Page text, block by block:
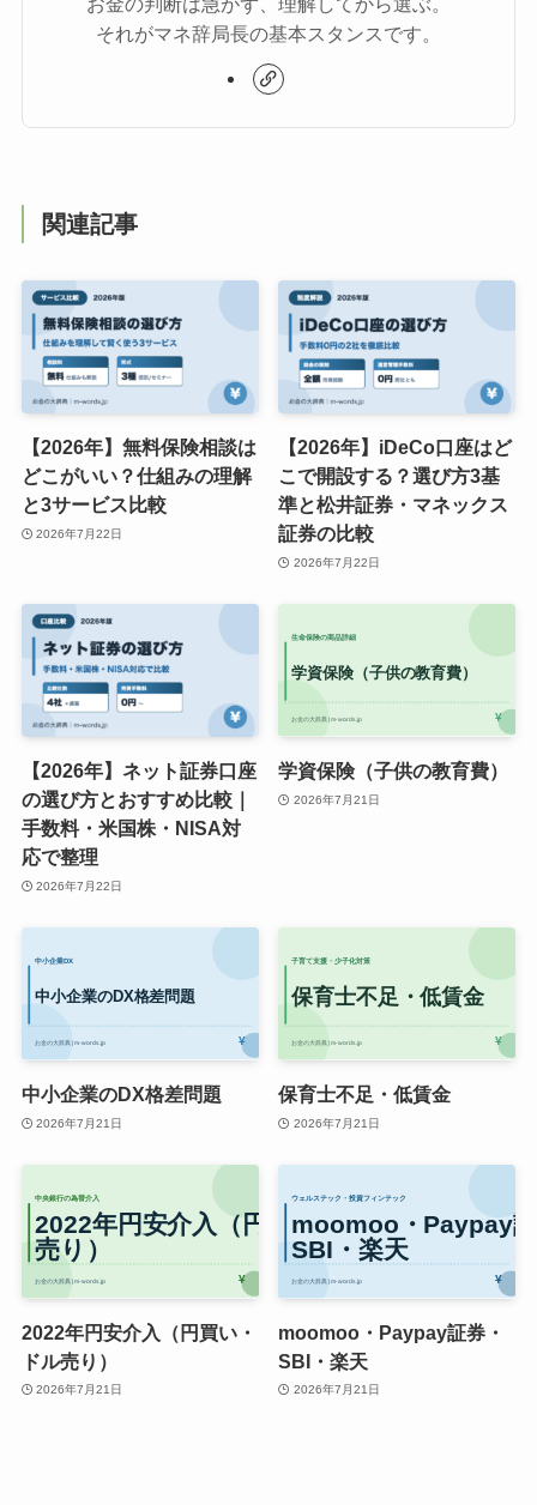
それがマネ辞局長の基本スタンスです。
関連記事
【2026年】無料保険相談は
どこがいい？仕組みの理解
と3サービス比較
2026年7月22日
【2026年】iDeCo口座はど
こで開設する？選び方3基
準と松井証券・マネックス
証券の比較
2026年7月22日
【2026年】ネット証券口座
の選び方とおすすめ比較｜
手数料・米国株・NISA対
応で整理
2026年7月22日
学資保険（子供の教育費）
2026年7月21日
中小企業のDX格差問題
2026年7月21日
保育士不足・低賃金
2026年7月21日
2022年円安介入（円買い・
ドル売り）
2026年7月21日
moomoo・Paypay証券・
SBI・楽天
2026年7月21日